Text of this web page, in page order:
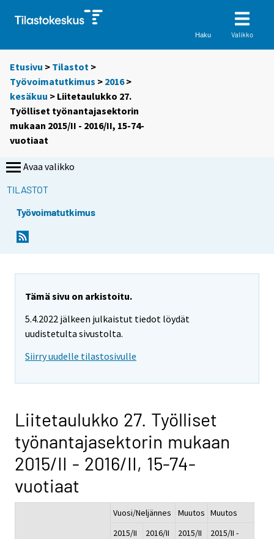
Haku Valikko
Etusivu > Tilastot >
Työvoimatutkimus > 2016>
kesäkuu > Liitetaulukko 27.
Työlliset työnantajasektorin
mukaan 2015/II - 2016/II, 15-74-
vuotiaat
Avaa valikko
TILASTOT
Työvoimatutkimus
Tämä sivu on arkistoitu.
5.4.2022 jälkeen julkaistut tiedot löydät
uudistetulta sivustolta.
Siirry uudelle tilastosivulle
Liitetaulukko 27. Työlliset
työnantajasektorin mukaan
2015/II - 2016/II, 15-74-
vuotiaat
Vuosi/Neljännes Muutos Muutos
2015/II
2016/II
2015/II
2015/II -